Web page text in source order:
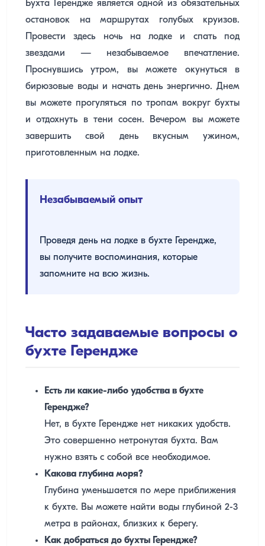
Бухта Герендже является одной из обязательных
остановок на маршрутах голубых круизов.
Провести здесь ночь на лодке и спать под
звездами — незабываемое впечатление.
Проснувшись утром, вы можете окунуться в
бирюзовые воды и начать день энергично. Днем
вы можете прогуляться по тропам вокруг бухты
и отдохнуть в тени сосен. Вечером вы можете
завершить свой день вкусным ужином,
приготовленным на лодке.
Незабываемый опыт
Проведя день на лодке в бухте Герендже,
вы получите воспоминания, которые
запомните на всю жизнь.
Часто задаваемые вопросы о
бухте Герендже
Есть ли какие-либо удобства в бухте
Герендже?
Нет, в бухте Герендже нет никаких удобств.
Это совершенно нетронутая бухта. Вам
нужно взять с собой все необходимое.
Какова глубина моря?
Глубина уменьшается по мере приближения
к бухте. Вы можете найти воды глубиной 2-3
метра в районах, близких к берегу.
Как добраться до бухты Герендже?